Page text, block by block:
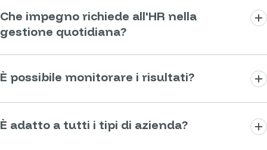
circolazione e le emissioni per persona.
Che impegno richiede all'HR nella
gestione quotidiana?
dipendenti si organizzano autonomamente
È possibile monitorare i risultati?
reportistica dedicata per monitorare utilizzo
È adatto a tutti i tipi di azienda?